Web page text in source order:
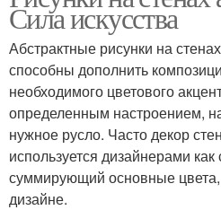
Сила искусства
Абстрактные рисунки на
способны дополнить
необходимого цветового
определенным настроением,
нужное русло. Часто декор
используется дизайнерами
суммирующий основные
дизайне.